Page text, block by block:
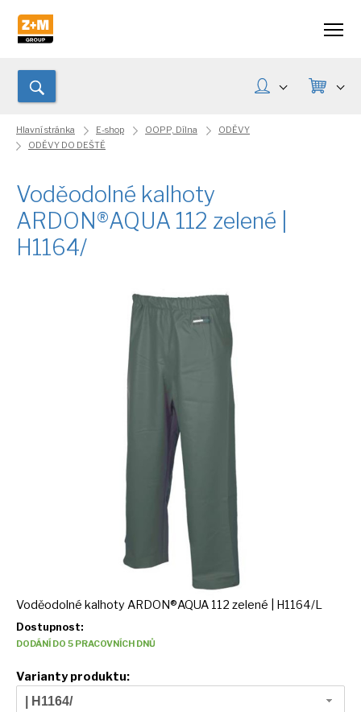
Hlavní stránka E-shop OOPP, Dílna
ODĚVY
ODĚVY DO DEŠTĚ
Voděodolné kalhoty
ARDON®AQUA 112 zelené |
H1164/
Voděodolné kalhoty ARDON®AQUA 112 zelené | H1164/L
Dostupnost:
DODÁNÍ DO 5 PRACOVNÍCH DNŮ
Varianty produktu:
| H1164/